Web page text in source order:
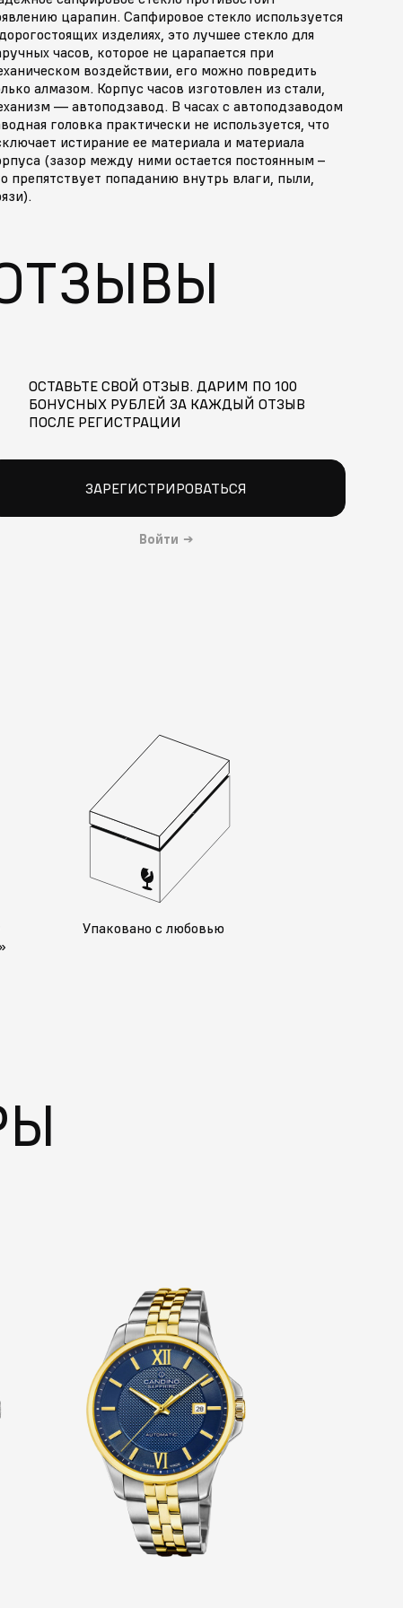
царапин. Сапфировое стекло используется
изделиях, это лучшее стекло для
часов, которое не царапается при
воздействии, его можно повредить
алмазом. Корпус часов изготовлен из стали,
— автоподзавод. В часах с автоподзаводом
головка практически не используется, что
истирание ее материала и материала
(зазор между ними остается постоянным –
препятствует попаданию внутрь влаги, пыли,
ОСТАВЬТЕ СВОЙ ОТЗЫВ. ДАРИМ ПО 100
БОНУСНЫХ РУБЛЕЙ ЗА КАЖДЫЙ ОТЗЫВ
ПОСЛЕ РЕГИСТРАЦИИ
ЗАРЕГИСТРИРОВАТЬСЯ
Войти →
Упаковано с любовью